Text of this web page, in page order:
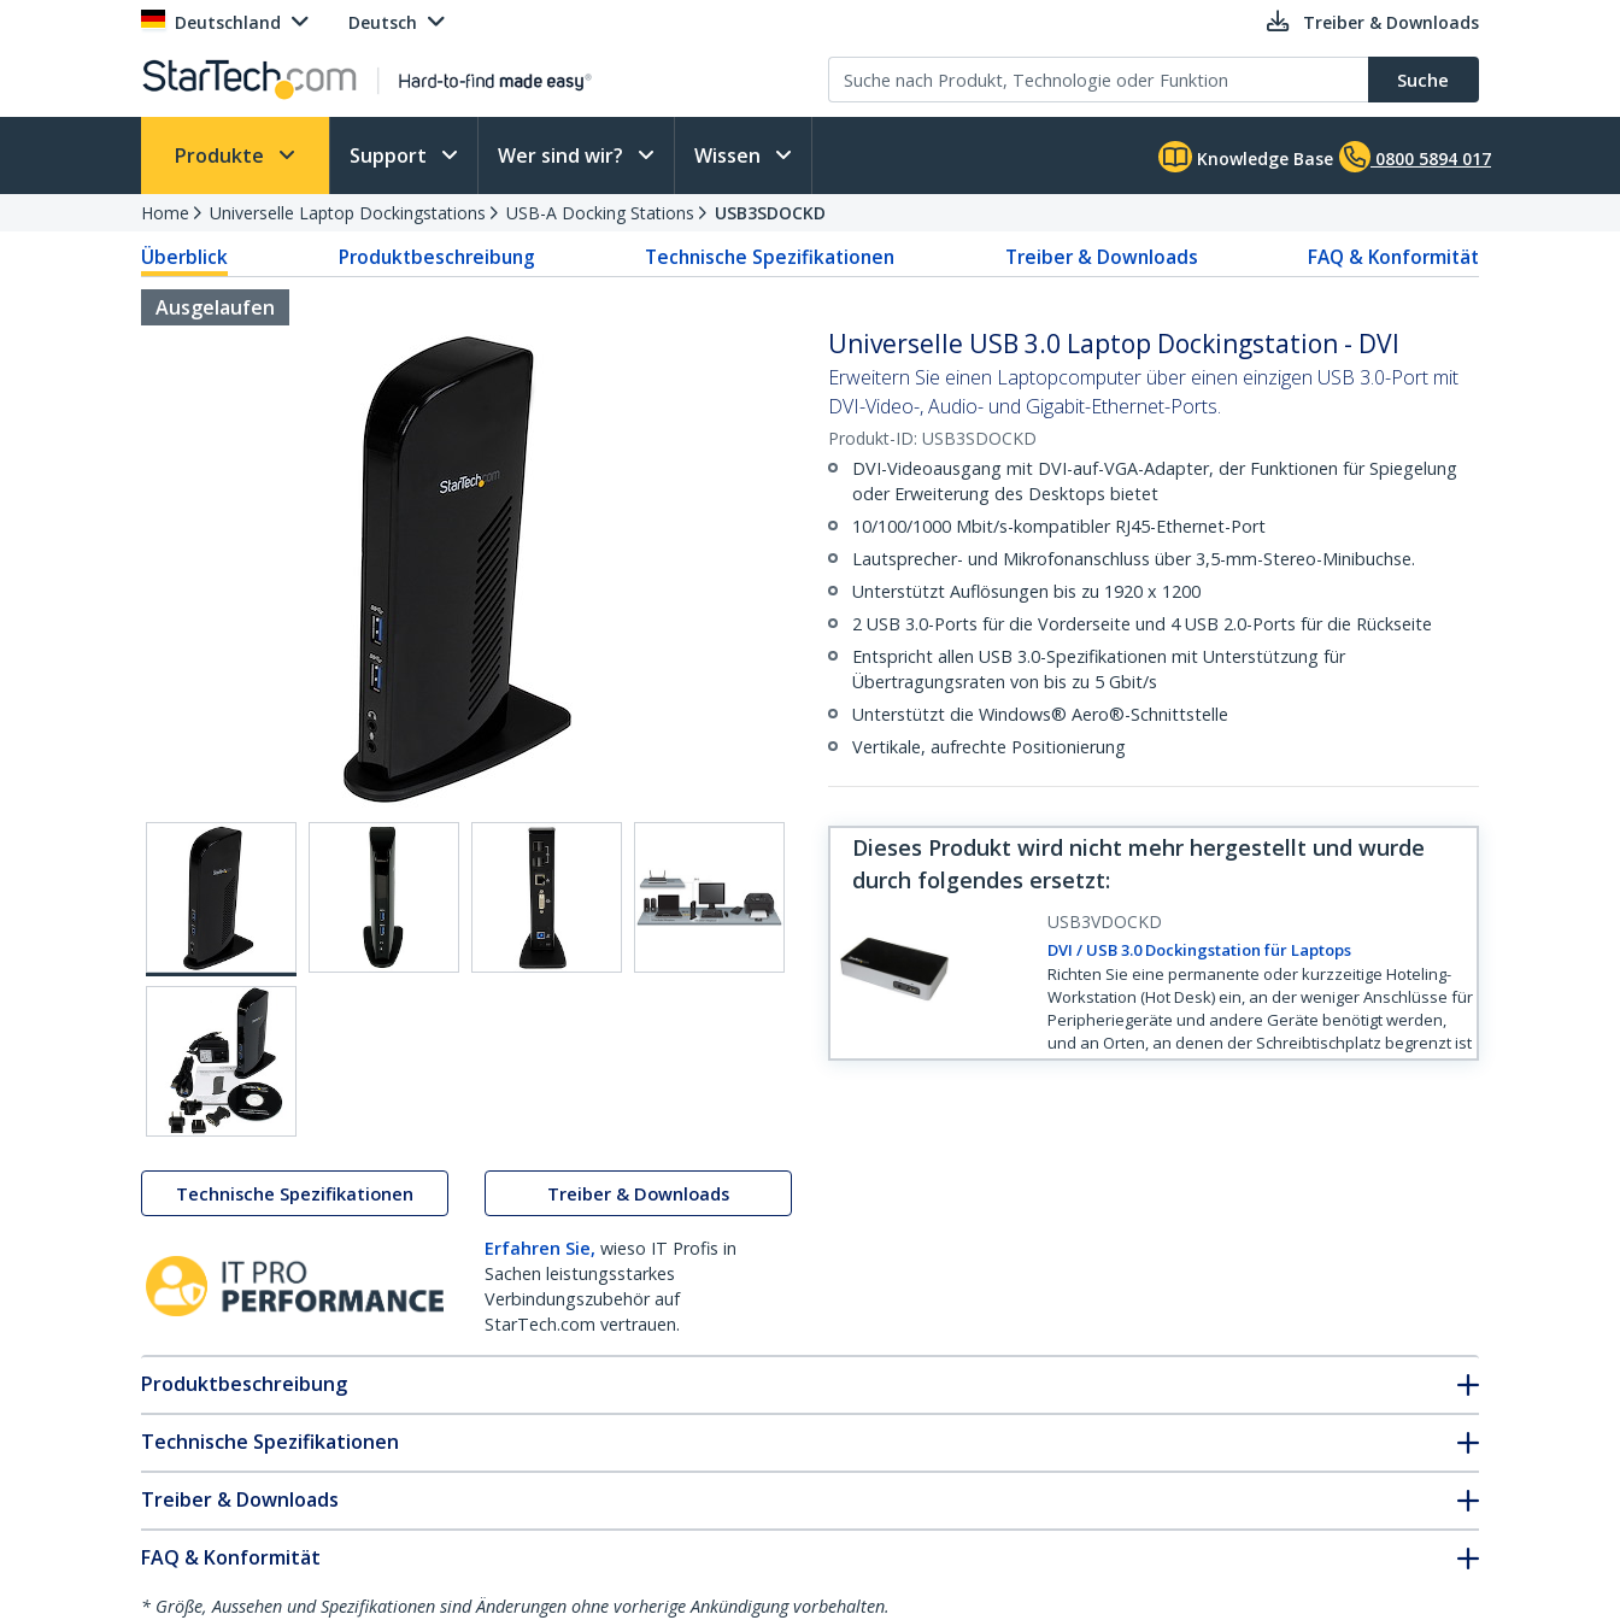
Deutschland Deutsch Treiber & Downloads
Suche
Produkte Support Wer sind wir? Wissen Knowledge Base 0800 5894 017
Home Universelle Laptop Dockingstations USB-A Docking Stations USB3SDOCKD
Überblick Produktbeschreibung Technische Spezifikationen Treiber & Downloads
FAQ & Konformität
Ausgelaufen
Technische Spezifikationen Treiber & Downloads
Erfahren Sie, wieso IT Profis in
Sachen leistungsstarkes
Verbindungszubehör auf
StarTech.com vertrauen.
Universelle USB 3.0 Laptop Dockingstation - DVI
Erweitern Sie einen Laptopcomputer über einen einzigen USB 3.0-Port mit
DVI-Video-, Audio- und Gigabit-Ethernet-Ports.
Produkt-ID: USB3SDOCKD
DVI-Videoausgang mit DVI-auf-VGA-Adapter, der Funktionen für Spiegelung
oder Erweiterung des Desktops bietet
10/100/1000 Mbit/s-kompatibler RJ45-Ethernet-Port
Lautsprecher- und Mikrofonanschluss über 3,5-mm-Stereo-Minibuchse.
Unterstützt Auflösungen bis zu 1920 x 1200
2 USB 3.0-Ports für die Vorderseite und 4 USB 2.0-Ports für die Rückseite
Entspricht allen USB 3.0-Spezifikationen mit Unterstützung für
Übertragungsraten von bis zu 5 Gbit/s
Unterstützt die Windows® Aero®-Schnittstelle
Vertikale, aufrechte Positionierung
Dieses Produkt wird nicht mehr hergestellt und wurde
durch folgendes ersetzt:
USB3VDOCKD
DVI / USB 3.0 Dockingstation für Laptops
Richten Sie eine permanente oder kurzzeitige Hoteling-
Workstation (Hot Desk) ein, an der weniger Anschlüsse für
Peripheriegeräte und andere Geräte benötigt werden,
und an Orten, an denen der Schreibtischplatz begrenzt ist
Produktbeschreibung
Technische Spezifikationen
Treiber & Downloads
FAQ & Konformität
* Größe, Aussehen und Spezifikationen sind Änderungen ohne vorherige Ankündigung vorbehalten.